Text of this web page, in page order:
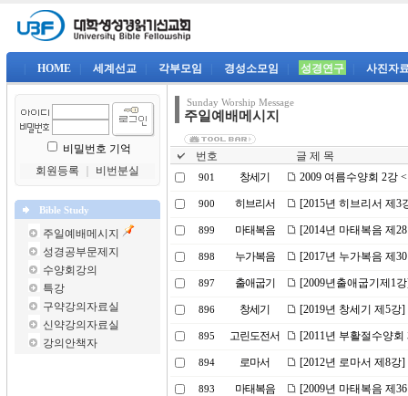
HOME 세계선교 각부모임 경성소모임 성경연구 사진자
비밀번호 기억
회원등록
비번분실
Bible Study
주일예배메시지
성경공부문제지
수양회강의
특강
구약강의자료실
신약강의자료실
강의안책자
Sunday Worship Message
주일예배메시지
번호 글 제 목
901 창세기 2009 여름수양회 2강
900 히브리서 [2015년 히브리서 제3
899 마태복음 [2014년 마태복음 제
898 누가복음 [2017년 누가복음 제
897 출애굽기 [2009년출애굽기제1
896 창세기 [2019년 창세기 제5강
895 고린도전서 [2011년 부활절수양
894 로마서 [2012년 로마서 제8강
893 마태복음 [2009년 마태복음 제